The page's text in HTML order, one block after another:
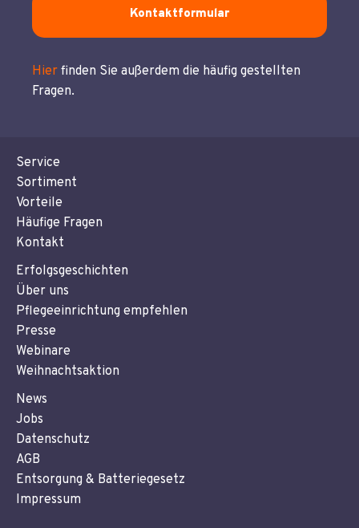
Kontaktformular
Hier finden Sie außerdem die häufig gestellten
Fragen.
Service
Sortiment
Vorteile
Häufige Fragen
Kontakt
Erfolgsgeschichten
Über uns
Pflegeeinrichtung empfehlen
Presse
Webinare
Weihnachtsaktion
News
Jobs
Datenschutz
AGB
Entsorgung & Batteriegesetz
Impressum